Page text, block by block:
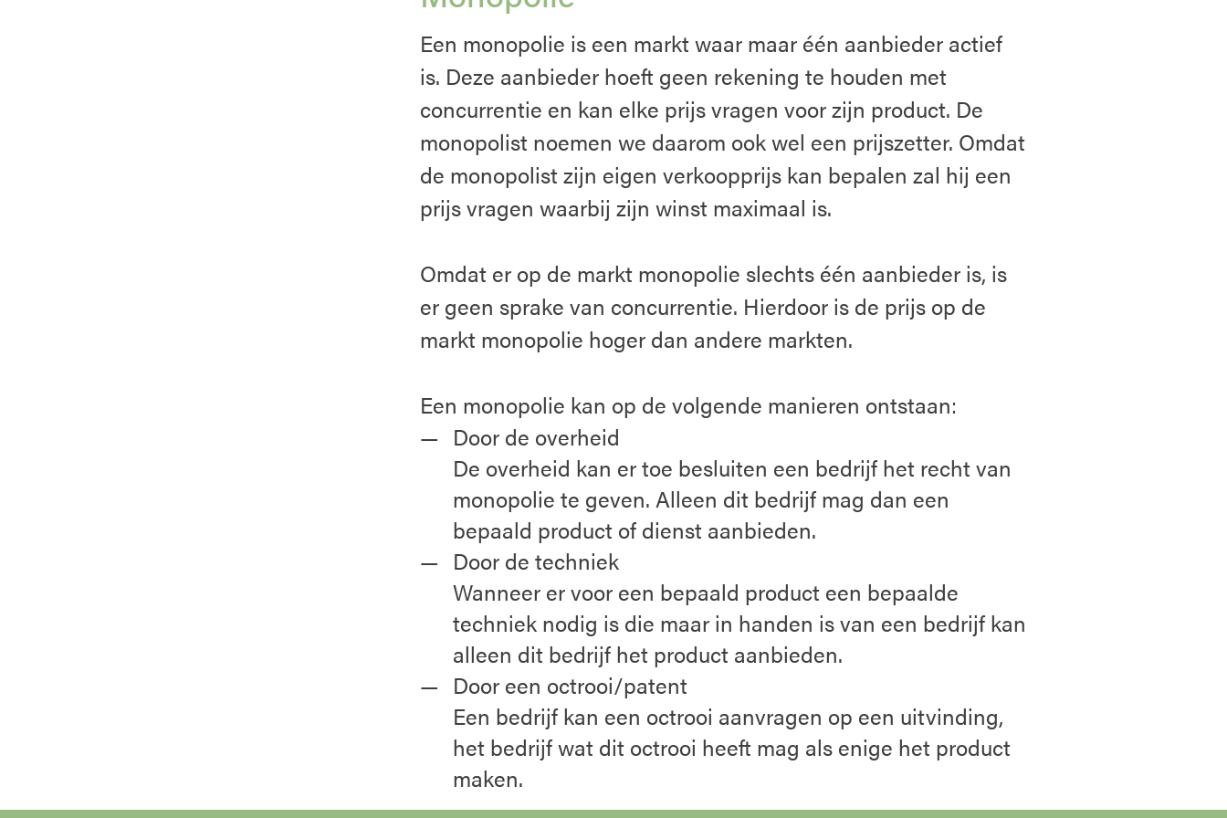
Een monopolie is een markt waar maar één aanbieder actief
is. Deze aanbieder hoeft geen rekening te houden met
concurrentie en kan elke prijs vragen voor zijn product. De
monopolist noemen we daarom ook wel een prijszetter. Omdat
de monopolist zijn eigen verkoopprijs kan bepalen zal hij een
prijs vragen waarbij zijn winst maximaal is.
Omdat er op de markt monopolie slechts één aanbieder is, is
er geen sprake van concurrentie. Hierdoor is de prijs op de
markt monopolie hoger dan andere markten.
Een monopolie kan op de volgende manieren ontstaan:
Door de overheid
De overheid kan er toe besluiten een bedrijf het recht van
monopolie te geven. Alleen dit bedrijf mag dan een
bepaald product of dienst aanbieden.
Door de techniek
Wanneer er voor een bepaald product een bepaalde
techniek nodig is die maar in handen is van een bedrijf kan
alleen dit bedrijf het product aanbieden.
Door een octrooi/patent
Een bedrijf kan een octrooi aanvragen op een uitvinding,
het bedrijf wat dit octrooi heeft mag als enige het product
maken.